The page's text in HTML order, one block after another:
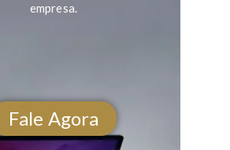
empresa.
Fale Agora